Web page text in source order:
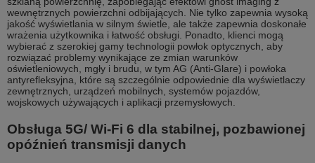
wewnętrznych powierzchni odbijających. Nie tylko zapewnia wysoką
jakość wyświetlania w silnym świetle, ale także zapewnia doskonałe
wrażenia użytkownika i łatwość obsługi. Ponadto, klienci mogą
wybierać z szerokiej gamy technologii powłok optycznych, aby
rozwiązać problemy wynikające ze zmian warunków
oświetleniowych, mgły i brudu, w tym AG (Anti-Glare) i powłoka
antyrefleksyjna, które są szczególnie odpowiednie dla wyświetlaczy
zewnętrznych, urządzeń mobilnych, systemów pojazdów,
wojskowych używających i aplikacji przemysłowych.
Obsługa 5G/ Wi-Fi 6 dla stabilnej, pozbawionej
opóźnień transmisji danych